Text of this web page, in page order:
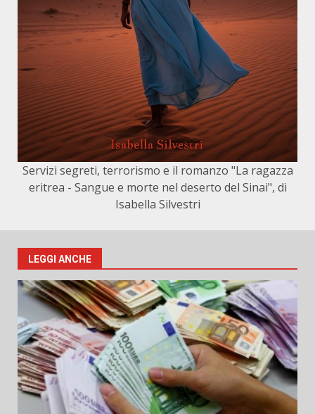
Servizi segreti, terrorismo e il romanzo "La ragazza
eritrea - Sangue e morte nel deserto del Sinai", di
Isabella Silvestri
LEGGI ANCHE